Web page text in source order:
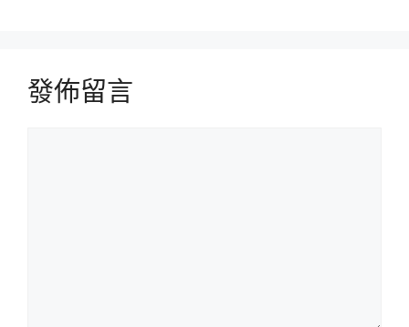
發佈留言